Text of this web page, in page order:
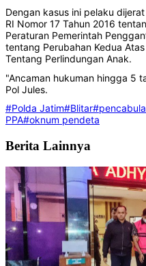
Dengan kasus ini pelaku
RI Nomor 17 Tahun 2016
Peraturan Pemerintah
tentang Perubahan Kedua
Tentang Perlindungan Anak.
"Ancaman hukuman hingga 5
Pol Jules.
#Polda Jatim#Blitar
PPA#oknum pendeta
Berita Lainnya